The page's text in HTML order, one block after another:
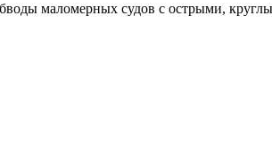
маломерных судов с острыми,